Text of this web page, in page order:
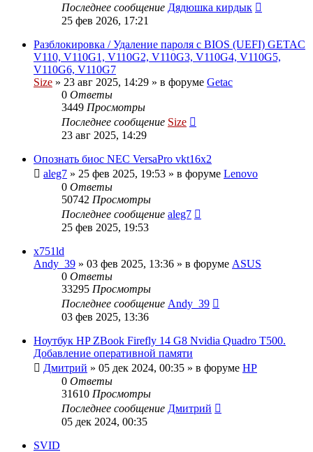
Последнее сообщение Дядюшка кирдык
25 фев 2026, 17:21
Разблокировка / Удаление пароля с BIOS (UEFI) GETAC
V110, V110G1, V110G2, V110G3, V110G4, V110G5,
V110G6, V110G7
Size » 23 авг 2025, 14:29 » в форуме Getac
0 Ответы
3449 Просмотры
Последнее сообщение Size
23 авг 2025, 14:29
Опознать биос NEC VersaPro vkt16x2
aleg7 » 25 фев 2025, 19:53 » в форуме Lenovo
0 Ответы
50742 Просмотры
Последнее сообщение aleg7
25 фев 2025, 19:53
x751ld
Andy_39 » 03 фев 2025, 13:36 » в форуме ASUS
0 Ответы
33295 Просмотры
Последнее сообщение Andy_39
03 фев 2025, 13:36
Ноутбук HP ZBook Firefly 14 G8 Nvidia Quadro T500.
Добавление оперативной памяти
Дмитрий » 05 дек 2024, 00:35 » в форуме HP
0 Ответы
31610 Просмотры
Последнее сообщение Дмитрий
05 дек 2024, 00:35
SVID